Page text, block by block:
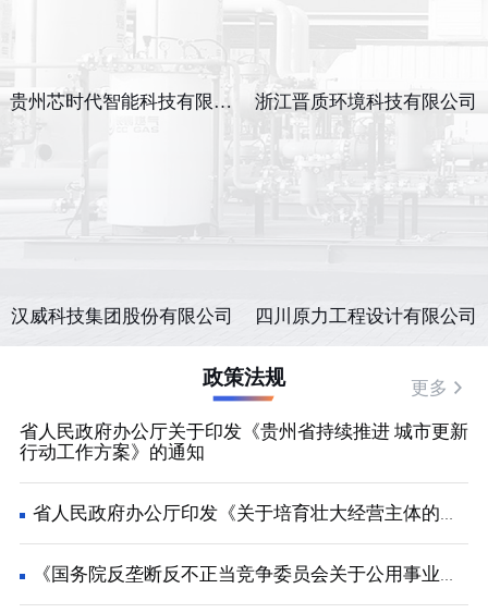
贵州芯时代智能科技有限公司 浙江晋质环境科技有限公司
汉威科技集团股份有限公司 四川原力工程设计有限公司
政策法规 更多
省人民政府办公厅关于印发《贵州省持续推进 城市更新
行动工作方案》的通知
省人民政府办公厅印发《关于培育壮大经营主体的若干政策措施》的通知
《国务院反垄断反不正当竞争委员会关于公用事业领域的反垄断指南》解读